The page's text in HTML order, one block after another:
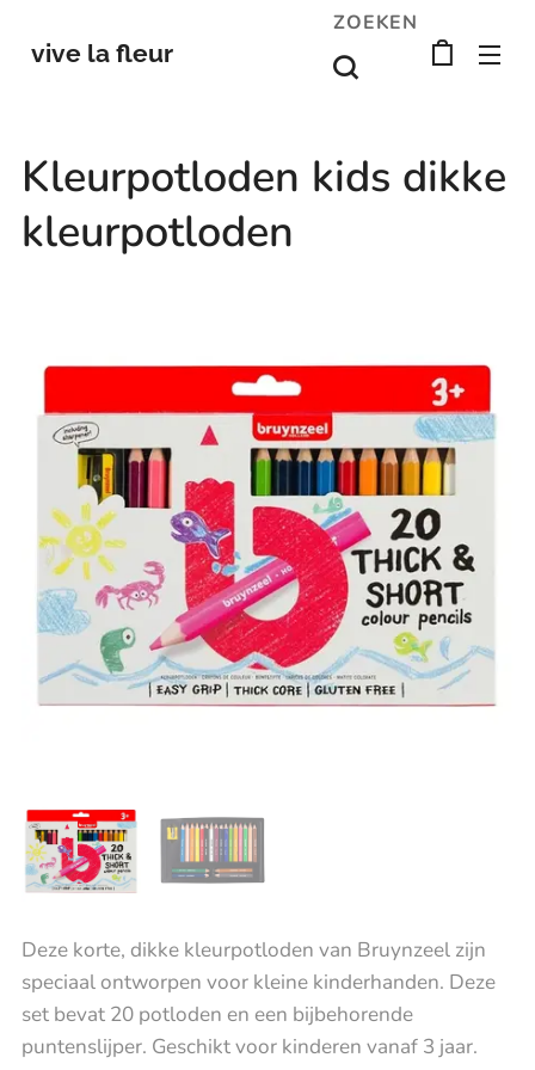
vive la fleur
ZOEKEN
Kleurpotloden kids dikke
kleurpotloden
Deze korte, dikke kleurpotloden van Bruynzeel zijn
speciaal ontworpen voor kleine kinderhanden. Deze
set bevat 20 potloden en een bijbehorende
puntenslijper. Geschikt voor kinderen vanaf 3 jaar.